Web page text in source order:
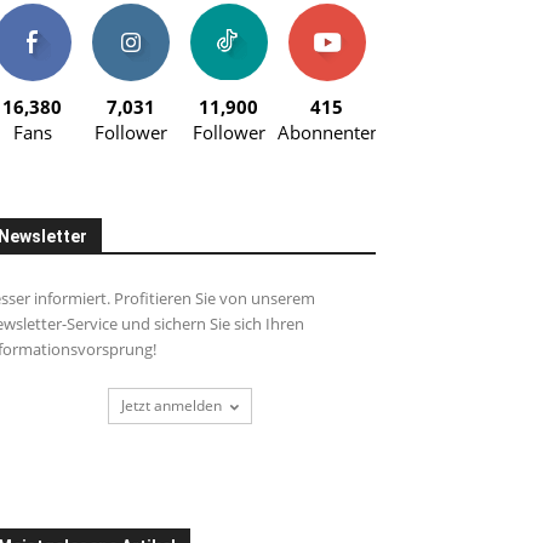
16,380
Fans
7,031
Follower
11,900
Follower
415
Abonnenten
Newsletter
informiert. Profitieren Sie von unserem
Service und sichern Sie sich Ihren
Jetzt anmelden